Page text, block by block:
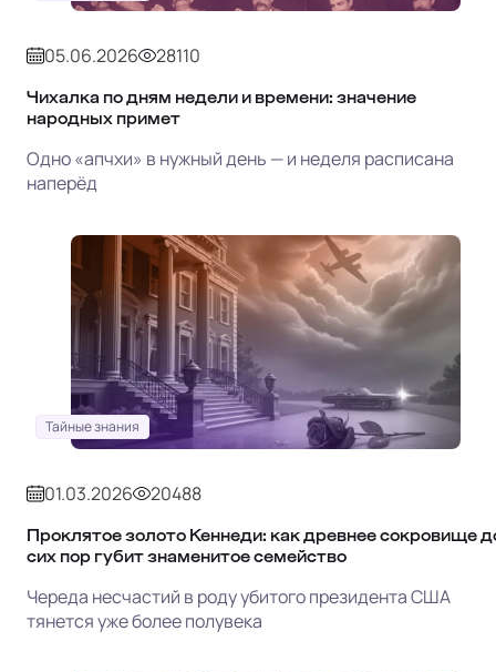
05.06.2026 28110
Чихалка по дням недели и времени: значение
народных примет
Одно «апчхи» в нужный день — и неделя расписана
наперёд
Тайные знания
01.03.2026 20488
Проклятое золото Кеннеди: как древнее сокровище
сих пор губит знаменитое семейство
Череда несчастий в роду убитого президента США
тянется уже более полувека